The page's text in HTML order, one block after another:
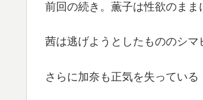
前回の続き。薫子は性欲のまま
茜は逃げようとしたもののシ
さらに加奈も正気を失っている